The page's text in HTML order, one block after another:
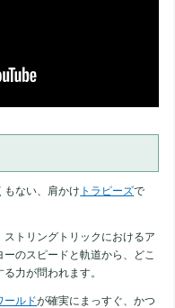
もない、肩かけ トラピーズで
ストリングトリックにおけるア
のスピードと軌道から、どこ
力が問われます。
ールドが確実にまっすぐ、かつ